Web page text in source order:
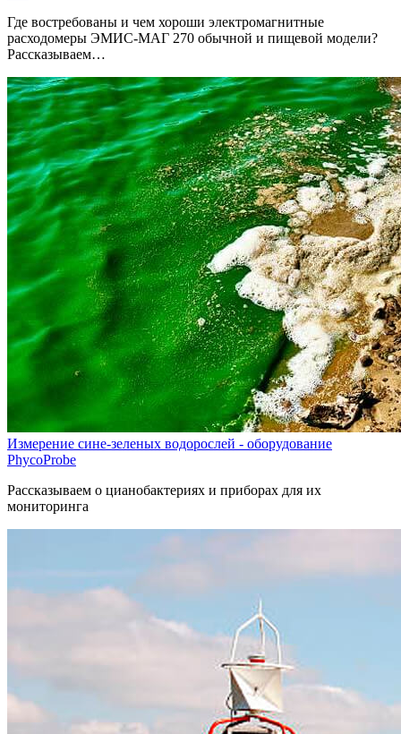
Где востребованы и чем хороши электромагнитные
расходомеры ЭМИС-МАГ 270 обычной и пищевой модели?
Рассказываем…
Измерение сине-зеленых водорослей - оборудование
PhycoProbe
Рассказываем о цианобактериях и приборах для их
мониторинга